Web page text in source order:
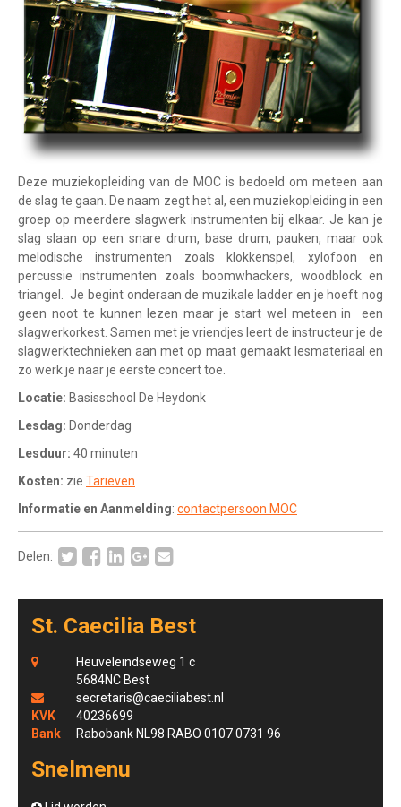
Deze muziekopleiding van de MOC is bedoeld om meteen aan
de slag te gaan. De naam zegt het al, een muziekopleiding in een
groep op meerdere slagwerk instrumenten bij elkaar. Je kan je
slag slaan op een snare drum, base drum, pauken, maar ook
melodische instrumenten zoals klokkenspel, xylofoon en
percussie instrumenten zoals boomwhackers, woodblock en
triangel. Je begint onderaan de muzikale ladder en je hoeft nog
geen noot te kunnen lezen maar je start wel meteen in een
slagwerkorkest. Samen met je vriendjes leert de instructeur je de
slagwerktechnieken aan met op maat gemaakt lesmateriaal en
zo werk je naar je eerste concert toe.
Locatie: Basisschool De Heydonk
Lesdag: Donderdag
Lesduur: 40 minuten
Kosten: zie Tarieven
Informatie en Aanmelding: contactpersoon MOC
Delen:
St. Caecilia Best
Heuveleindseweg 1 c
5684NC Best
secretaris@caeciliabest.nl
KVK
40236699
Bank
Rabobank NL98 RABO 0107 0731 96
Snelmenu